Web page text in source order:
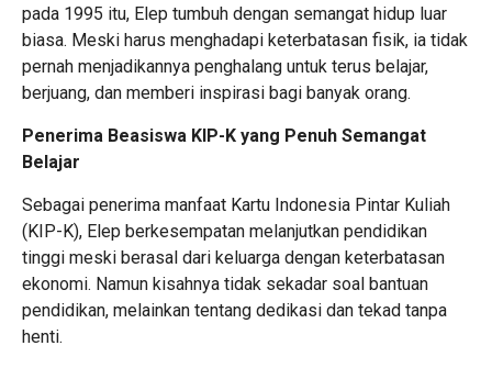
pada 1995 itu, Elep tumbuh dengan semangat hidup luar
biasa. Meski harus menghadapi keterbatasan fisik, ia tidak
pernah menjadikannya penghalang untuk terus belajar,
berjuang, dan memberi inspirasi bagi banyak orang.
Penerima Beasiswa KIP-K yang Penuh Semangat
Belajar
Sebagai penerima manfaat Kartu Indonesia Pintar Kuliah
(KIP-K), Elep berkesempatan melanjutkan pendidikan
tinggi meski berasal dari keluarga dengan keterbatasan
ekonomi. Namun kisahnya tidak sekadar soal bantuan
pendidikan, melainkan tentang dedikasi dan tekad tanpa
henti.